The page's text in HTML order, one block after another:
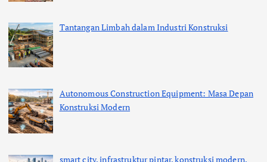
Tantangan Limbah dalam Industri Konstruksi
Autonomous Construction Equipment: Masa Depan
Konstruksi Modern
smart city, infrastruktur pintar, konstruksi modern,